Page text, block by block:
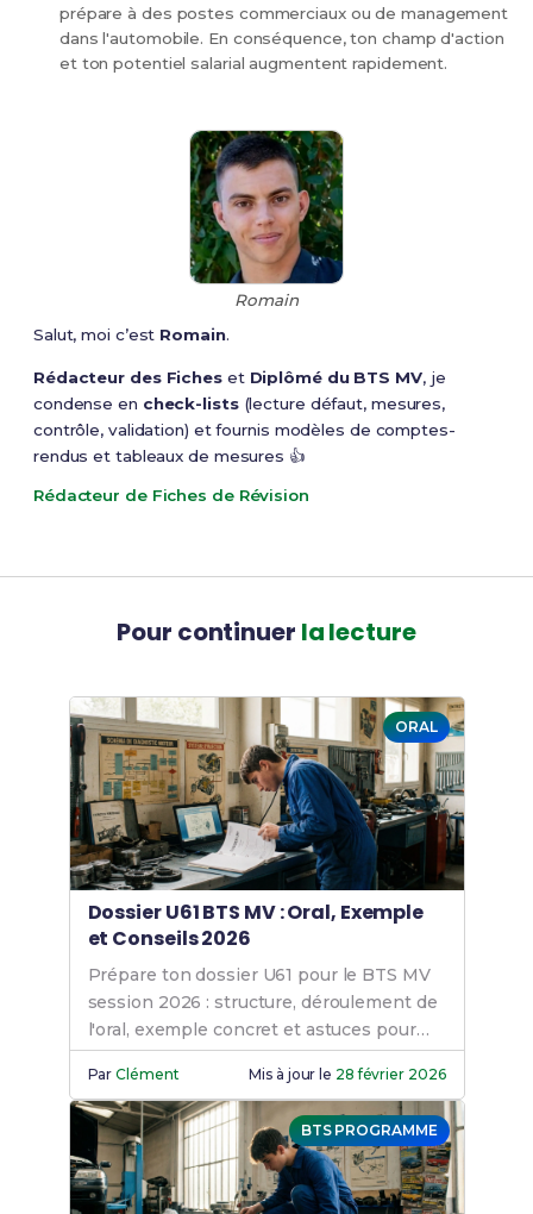
prépare à des postes commerciaux ou de management
dans l'automobile. En conséquence, ton champ d'action
et ton potentiel salarial augmentent rapidement.
Romain
Salut, moi c’est Romain.
Rédacteur des Ficheset Diplômé du BTS MV, je
condense en check-lists(lecture défaut, mesures,
contrôle, validation) et fournis modèles de comptes-
rendus et tableaux de mesures 👍
Rédacteur de Fiches de Révision
Pour continuer la lecture
ORAL
Dossier U61 BTS MV : Oral, Exemple
et Conseils 2026
Prépare ton dossier U61 pour le BTS MV
session 2026 : structure, déroulement de
l'oral, exemple concret et astuces pour
convaincre le jury. Découvre nos conseils
!ParClément Mis à jour le 28 février 2026
BTS PROGRAMME